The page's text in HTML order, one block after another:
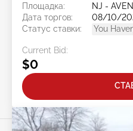
Площадка:
NJ -
Дата торгов:
08/10/
Статус ставки:
You
Current Bid:
$0